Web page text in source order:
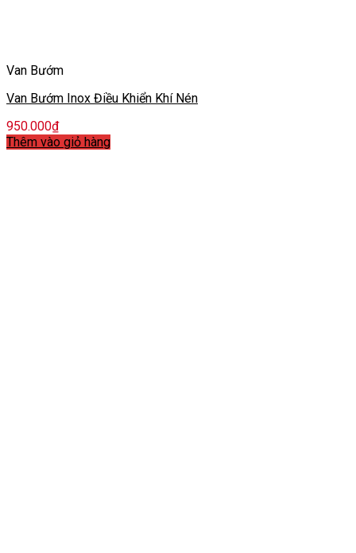
Van Bướm
Van Bướm Inox Điều Khiển Khí Nén
950.000₫
Thêm vào giỏ hàng